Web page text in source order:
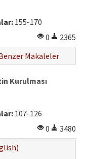
155-170
0
2365
Makaleler
Kurulması
107-126
0
3480